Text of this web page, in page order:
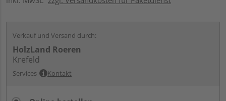
Verkauf und Versand durch:
HolzLand Roeren
Krefeld
Services Kontakt